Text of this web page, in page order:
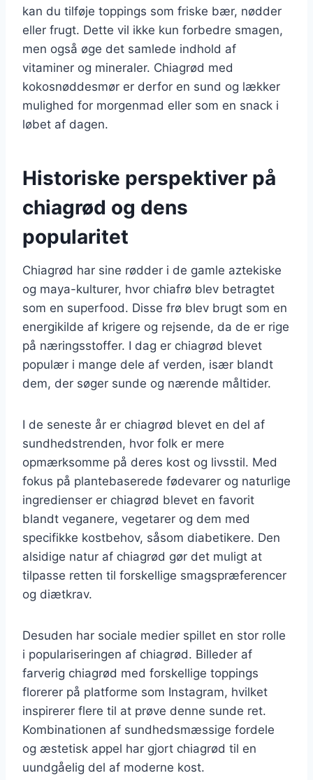
kan du tilføje toppings som friske bær, nødder
eller frugt. Dette vil ikke kun forbedre smagen,
men også øge det samlede indhold af
vitaminer og mineraler. Chiagrød med
kokosnøddesmør er derfor en sund og lækker
mulighed for morgenmad eller som en snack i
løbet af dagen.
Historiske perspektiver på
chiagrød og dens
popularitet
Chiagrød har sine rødder i de gamle aztekiske
og maya-kulturer, hvor chiafrø blev betragtet
som en superfood. Disse frø blev brugt som en
energikilde af krigere og rejsende, da de er rige
på næringsstoffer. I dag er chiagrød blevet
populær i mange dele af verden, især blandt
dem, der søger sunde og nærende måltider.
I de seneste år er chiagrød blevet en del af
sundhedstrenden, hvor folk er mere
opmærksomme på deres kost og livsstil. Med
fokus på plantebaserede fødevarer og naturlige
ingredienser er chiagrød blevet en favorit
blandt veganere, vegetarer og dem med
specifikke kostbehov, såsom diabetikere. Den
alsidige natur af chiagrød gør det muligt at
tilpasse retten til forskellige smagspræferencer
og diætkrav.
Desuden har sociale medier spillet en stor rolle
i populariseringen af chiagrød. Billeder af
farverig chiagrød med forskellige toppings
florerer på platforme som Instagram, hvilket
inspirerer flere til at prøve denne sunde ret.
Kombinationen af sundhedsmæssige fordele
og æstetisk appel har gjort chiagrød til en
uundgåelig del af moderne kost.